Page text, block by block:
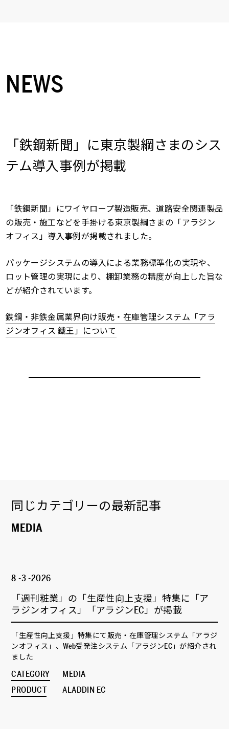
NEWS
「鉄鋼新聞」に東京製綱さまのシス
テム導入事例が掲載
「鉄鋼新聞」にワイヤロープ製造販売、道路安全関連製品
の販売・施工などを手掛ける東京製綱さまの「アラジン
オフィス」導入事例が掲載されました。
パッケージシステムの導入による業務標準化の実現や、
ロット管理の実現により、棚卸業務の精度が向上した旨な
どが紹介されています。
鉄鋼・非鉄金属業界向け販売・在庫管理システム「アラ
ジンオフィス 鐵王」について
同じカテゴリーの最新記事
MEDIA
8 -3 -2026
「週刊粧業」の「生産性向上支援」特集に「ア
ラジンオフィス」「アラジンEC」が掲載
「生産性向上支援」特集にて販売・在庫管理システム「アラジ
ンオフィス」、Web受発注システム「アラジンEC」が紹介され
ました
CATEGORY
MEDIA
PRODUCT
ALADDIN EC